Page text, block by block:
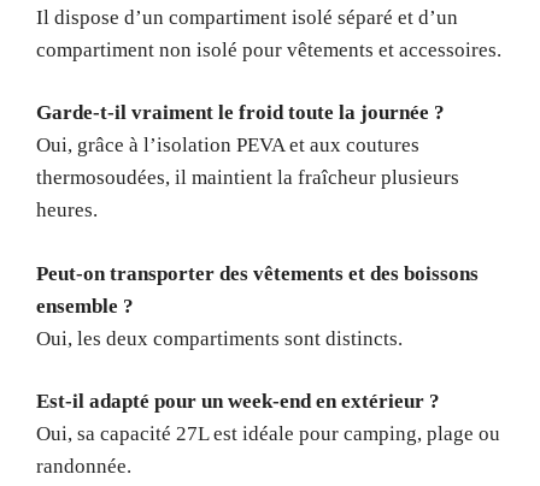
Il dispose d’un compartiment isolé séparé et d’un
compartiment non isolé pour vêtements et accessoires.
Garde-t-il vraiment le froid toute la journée ?
Oui, grâce à l’isolation PEVA et aux coutures
thermosoudées, il maintient la fraîcheur plusieurs
heures.
Peut-on transporter des vêtements et des boissons
ensemble ?
Oui, les deux compartiments sont distincts.
Est-il adapté pour un week-end en extérieur ?
Oui, sa capacité 27L est idéale pour camping, plage ou
randonnée.